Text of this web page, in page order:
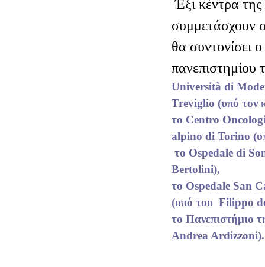
Έξι κέντρα της
συμμετάσχουν
θα συντονίσει ο
πανεπιστημίου
Università di
Treviglio (υπό τον
το Centro
alpino di Torino
το Ospedale di
Bertolini),
το Ospedale San
(υπό του Filippo
το Πανεπιστήμιο
Andrea Ardizzoni).